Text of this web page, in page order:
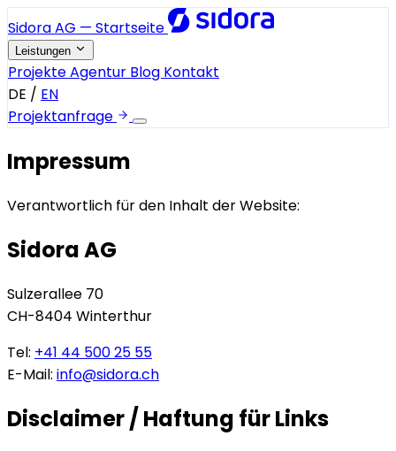
Sidora AG — Startseite
Leistungen
ProjekteAgentur Blog Kontakt
DE / EN
Projektanfrage
Impressum
Verantwortlich für den Inhalt der Website:
Sidora AG
Sulzerallee 70
CH-8404 Winterthur
Tel: +41 44 500 25 55
E-Mail: info@sidora.ch
Disclaimer / Haftung für Links